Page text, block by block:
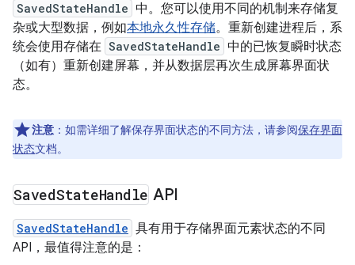
SavedStateHandle 中。您可以使用不同的机制来存储复
杂或大型数据，例如本地永久性存储。重新创建进程后，系
统会使用存储在 SavedStateHandle 中的已恢复瞬时状态
（如有）重新创建屏幕，并从数据层再次生成屏幕界面状
态。
注意 ：如需详细了解保存界面状态的不同方法，请参阅保存界面
状态文档。
SavedStateHandle API
SavedStateHandle 具有用于存储界面元素状态的不同
API，最值得注意的是：